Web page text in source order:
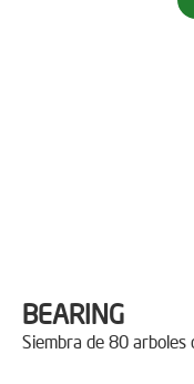
BEARING
Siembra de 80 arboles